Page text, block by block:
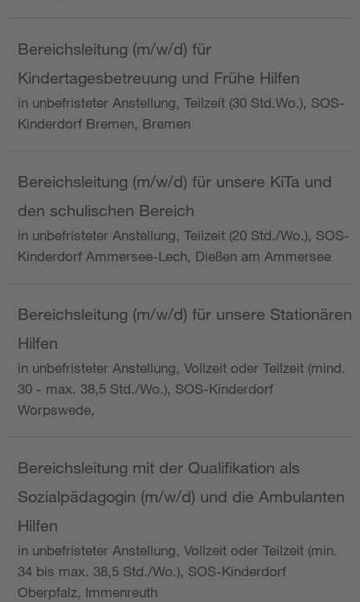
Bereichsleitung (m/w/d) für
Kindertagesbetreuung und Frühe Hilfen
in unbefristeter Anstellung, Teilzeit (30 Std.Wo.), SOS-
Kinderdorf Bremen, Bremen
Bereichsleitung (m/w/d) für unsere KiTa und
den schulischen Bereich
in unbefristeter Anstellung, Teilzeit (20 Std./Wo.), SOS-
Kinderdorf Ammersee-Lech, Dießen am Ammersee
Bereichsleitung (m/w/d) für unsere Stationären
Hilfen
in unbefristeter Anstellung, Vollzeit oder Teilzeit (mind.
30 - max. 38,5 Std./Wo.), SOS-Kinderdorf
Worpswede,
Bereichsleitung mit der Qualifikation als
Sozialpädagogin (m/w/d) und die Ambulanten
Hilfen
in unbefristeter Anstellung, Vollzeit oder Teilzeit (min.
34 bis max. 38,5 Std./Wo.), SOS-Kinderdorf
Oberpfalz, Immenreuth